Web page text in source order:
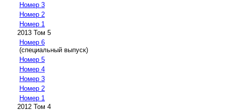
Номер 3
Номер 2
Номер 1
2013 Том 5
Номер 6
(специальный выпуск)
Номер 5
Номер 4
Номер 3
Номер 2
Номер 1
2012 Том 4